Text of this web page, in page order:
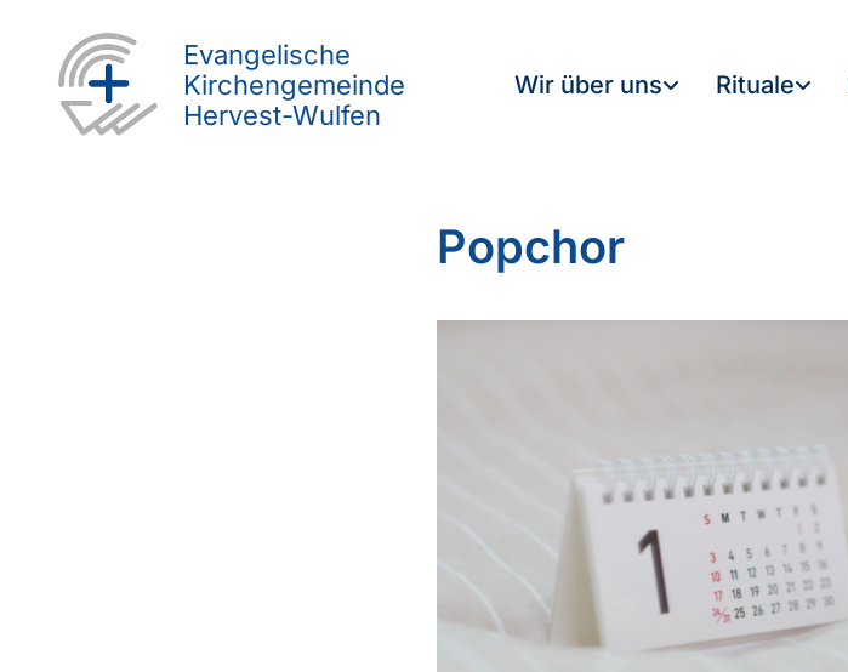
Evangelische
Kirchengemeinde
Hervest-Wulfen
Wir über uns Rituale
Popchor